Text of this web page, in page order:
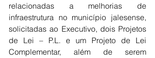
relacionadas a melhorias de
infraestrutura no município jalesense,
solicitadas ao Executivo, dois Projetos
de Lei – P.L. e um Projeto de Lei
Complementar, além de serem